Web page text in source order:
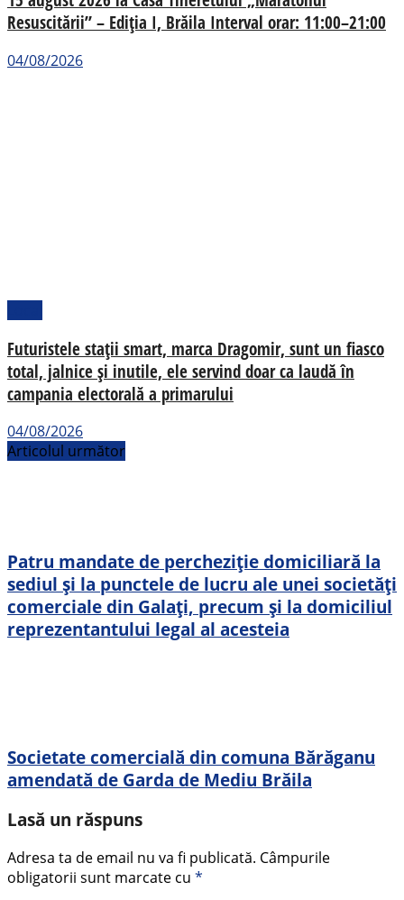
Resuscitării” – Ediția I, Brăila Interval orar: 11:00–21:00
04/08/2026
Futuristele stații smart, marca Dragomir, sunt un fiasco
total, jalnice și inutile, ele servind doar ca laudă în
campania electorală a primarului
04/08/2026
Articolul următor
Patru mandate de percheziție domiciliară la
sediul și la punctele de lucru ale unei societăți
comerciale din Galați, precum și la domiciliul
reprezentantului legal al acesteia
Societate comercială din comuna Bărăganu
amendată de Garda de Mediu Brăila
Lasă un răspuns
Adresa ta de email nu va fi publicată. Câmpurile
obligatorii sunt marcate cu *